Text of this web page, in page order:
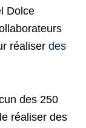
Dolce
réaliser des
des 250
réaliser des